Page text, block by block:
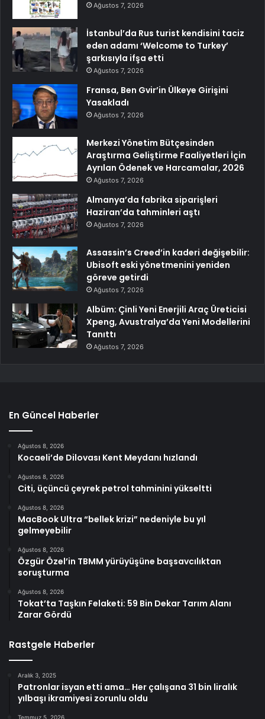
Ağustos 7, 2026
İstanbul’da Rus turist kendisini taciz
eden adamı ‘Welcome to Turkey’
şarkısıyla ifşa etti
Ağustos 7, 2026
Fransa, Ben Gvir’in Ülkeye Girişini
Yasakladı
Ağustos 7, 2026
Merkezi Yönetim Bütçesinden
Araştırma Geliştirme Faaliyetleri İçin
Ayrılan Ödenek ve Harcamalar, 2026
Ağustos 7, 2026
Almanya’da fabrika siparişleri
Haziran’da tahminleri aştı
Ağustos 7, 2026
Assassin’s Creed’in kaderi değişebilir:
Ubisoft eski yönetmenini yeniden
göreve getirdi
Ağustos 7, 2026
Albüm: Çinli Yeni Enerjili Araç Üreticisi
Xpeng, Avustralya’da Yeni Modellerini
Tanıttı
Ağustos 7, 2026
En Güncel Haberler
Ağustos 8, 2026
Kocaeli’de Dilovası Kent Meydanı hızlandı
Ağustos 8, 2026
Citi, üçüncü çeyrek petrol tahminini yükseltti
Ağustos 8, 2026
MacBook Ultra “bellek krizi” nedeniyle bu yıl
gelmeyebilir
Ağustos 8, 2026
Özgür Özel’in TBMM yürüyüşüne başsavcılıktan
soruşturma
Ağustos 8, 2026
Tokat’ta Taşkın Felaketi: 59 Bin Dekar Tarım Alanı
Zarar Gördü
Rastgele Haberler
Aralık 3, 2025
Patronlar isyan etti ama… Her çalışana 31 bin liralık
yılbaşı ikramiyesi zorunlu oldu
Temmuz 5, 2026